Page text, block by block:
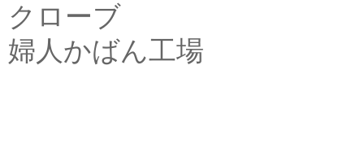
クローブ
婦人かばん工場